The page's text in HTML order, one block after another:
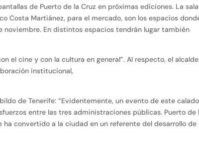
de Puerto de la Cruz en próximas ediciones. La sala
Costa Martiánez, para el mercado, son los espacios
noviembre. En distintos espacios tendrán lugar también
el cine y con la cultura en general”. Al respecto, el
institucional,
de Tenerife: “Evidentemente, un evento de este
entre las tres administraciones públicas. Puerto de
convertido a la ciudad en un referente del desarrollo de